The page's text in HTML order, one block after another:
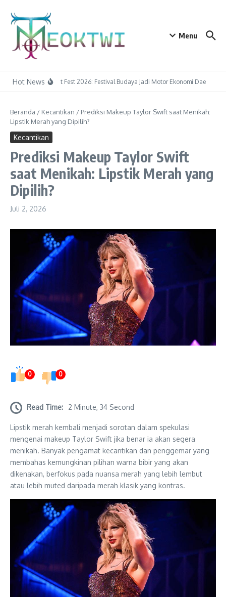
Menu
Hot NewsTapin Art Fest 2026: Festival Budaya Jadi Motor Ekonomi Daerah
Beranda / Kecantikan / Prediksi Makeup Taylor Swift saat Menikah:
Lipstik Merah yang Dipilih?
Kecantikan
Prediksi Makeup Taylor Swift
saat Menikah: Lipstik Merah yang
Dipilih?
Juli 2, 2026
0 0
Read Time: 2 Minute, 34 Second
Lipstik merah kembali menjadi sorotan dalam spekulasi
mengenai makeup Taylor Swift jika benar ia akan segera
menikah. Banyak pengamat kecantikan dan penggemar yang
membahas kemungkinan pilihan warna bibir yang akan
dikenakan, berfokus pada nuansa merah yang lebih lembut
atau lebih muted daripada merah klasik yang kontras.